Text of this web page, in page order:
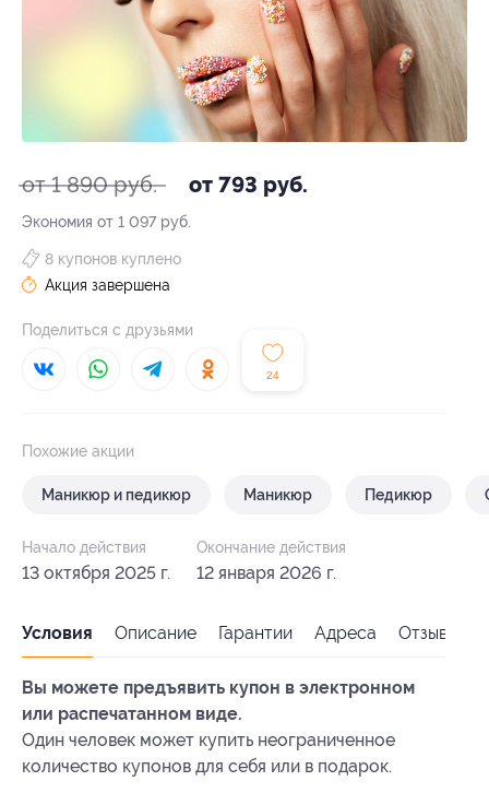
от 1 890 руб. от 793 руб.
Экономия от 1 097 руб.
24
8 купонов куплено
Акция завершена
Поделиться с друзьями
Похожие акции
Маникюр и педикюр Маникюр Педикюр
Начало действия
13 октября 2025 г.
Окончание действия
12 января 2026 г.
Условия Описание Гарантии Адреса Отзывы
Вы можете предъявить купон в электронном
или распечатанном виде.
Один человек может купить неограниченное
количество купонов для себя или в подарок.